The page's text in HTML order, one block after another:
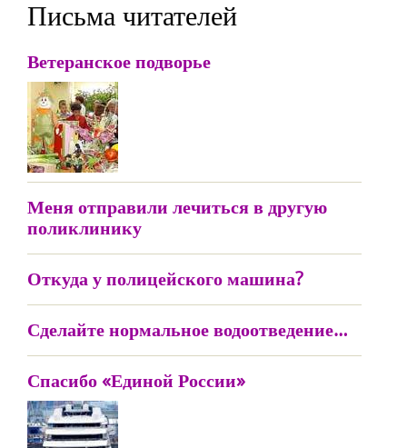
Письма читателей
Ветеранское подворье
Меня отправили лечиться в другую
поликлинику
Откуда у полицейского машина?
Сделайте нормальное водоотведение…
Спасибо «Единой России»